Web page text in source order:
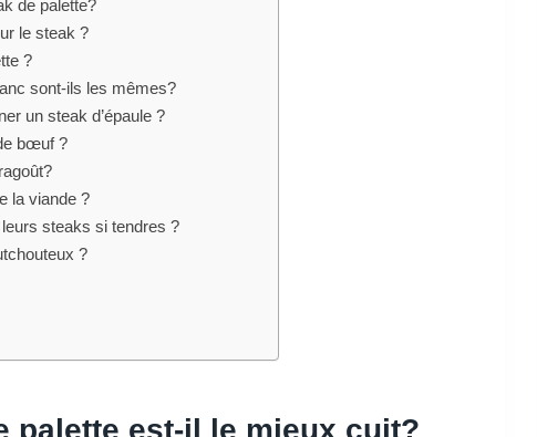
de palette?
le steak ?
?
sont-ils les mêmes?
un steak d’épaule ?
bœuf ?
la viande ?
steaks si tendres ?
?
palette est-il le mieux cuit?